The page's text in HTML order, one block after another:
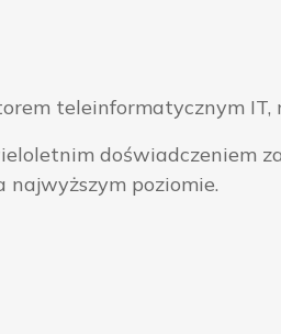
teleinformatycznym IT,
najwyższym poziomie.